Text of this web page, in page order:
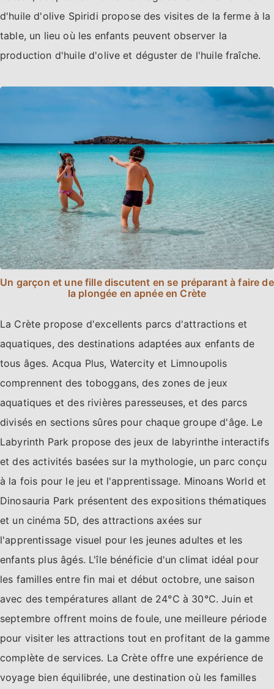
d'huile d'olive Spiridi propose des visites de la ferme à la
table, un lieu où les enfants peuvent observer la
production d'huile d'olive et déguster de l'huile fraîche.
Un garçon et une fille discutent en se préparant à faire de
la plongée en apnée en Crète
La Crète propose d'excellents parcs d'attractions et
aquatiques, des destinations adaptées aux enfants de
tous âges. Acqua Plus, Watercity et Limnoupolis
comprennent des toboggans, des zones de jeux
aquatiques et des rivières paresseuses, et des parcs
divisés en sections sûres pour chaque groupe d'âge. Le
Labyrinth Park propose des jeux de labyrinthe interactifs
et des activités basées sur la mythologie, un parc conçu
à la fois pour le jeu et l'apprentissage. Minoans World et
Dinosauria Park présentent des expositions thématiques
et un cinéma 5D, des attractions axées sur
l'apprentissage visuel pour les jeunes adultes et les
enfants plus âgés. L'île bénéficie d'un climat idéal pour
les familles entre fin mai et début octobre, une saison
avec des températures allant de 24°C à 30°C. Juin et
septembre offrent moins de foule, une meilleure période
pour visiter les attractions tout en profitant de la gamme
complète de services. La Crète offre une expérience de
voyage bien équilibrée, une destination où les familles